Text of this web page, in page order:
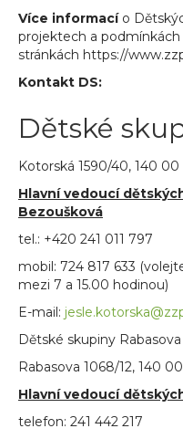
Více informacío
projektech a
stránkách https://
Kontakt DS:
Dětské
Kotorská 1590/40, 140 00
Hlavní vedoucí
Bezoušková
tel.: +420 241 011 797
mobil: 724 817 633
mezi 7 a 15.00 hodinou)
E-mail:
Dětské skupiny Rabasova
Rabasova 1068/12, 140
Hlavní vedoucí
telefon: 241 442 217